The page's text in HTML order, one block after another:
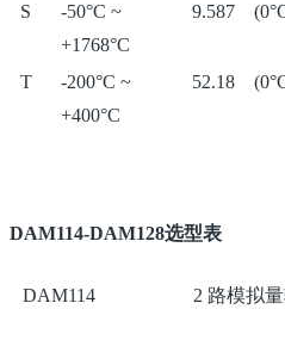
S
-50°C ~
+1768°C
9.587
T
-200°C ~
+400°C
52.18
DAM114-DAM128选型表
DAM114 2 路模拟